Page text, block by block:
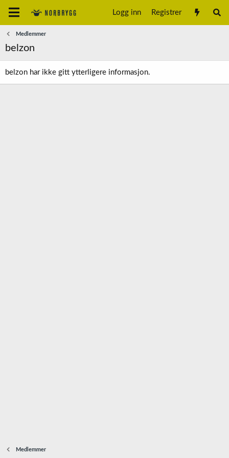
Logg inn Registrer
Medlemmer
belzon
belzon har ikke gitt ytterligere informasjon.
Medlemmer